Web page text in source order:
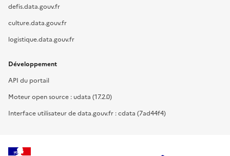
defis.data.gouv.fr
culture.data.gouv.fr
logistique.data.gouv.fr
Développement
API du portail
Moteur open source : udata (17.2.0)
Interface utilisateur de data.gouv.fr : cdata (7ad44f4)